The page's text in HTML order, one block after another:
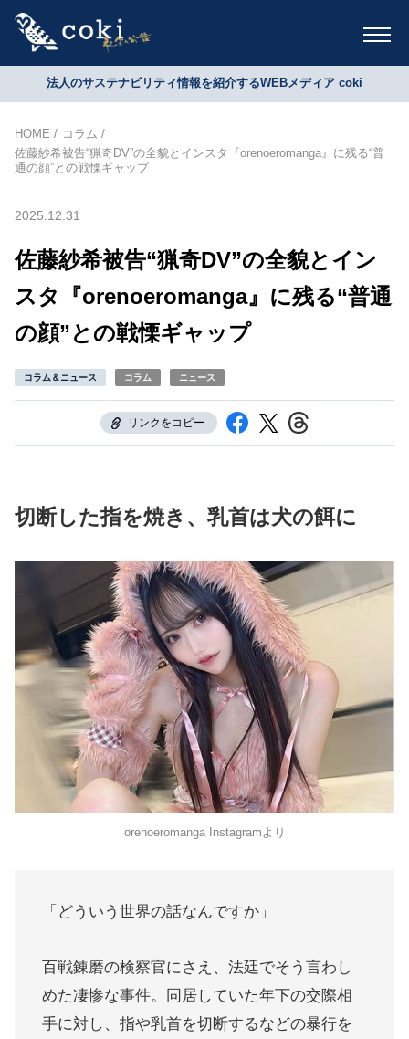
法人のサステナビリティ情報を紹介するWEBメディア coki
HOME
コラム
佐藤紗希被告“猟奇DV”の全貌とインスタ『orenoeromanga』に残る“普
通の顔”との戦慄ギャップ
2025.12.31
佐藤紗希被告“猟奇DV”の全貌とイン
スタ『orenoeromanga』に残る“普通
の顔”との戦慄ギャップ
コラム＆ニュース コラム ニュース
リンクをコピー
切断した指を焼き、乳首は犬の餌に
orenoeromanga Instagramより
「どういう世界の話なんですか」
百戦錬磨の検察官にさえ、法廷でそう言わし
めた凄惨な事件。同居していた年下の交際相
手に対し、指や乳首を切断するなどの暴行を